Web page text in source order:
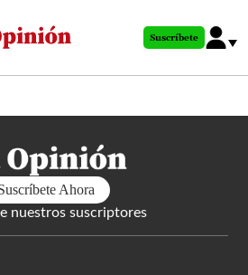
al
principal
Suscríbete
Ahora
nuestros suscriptores